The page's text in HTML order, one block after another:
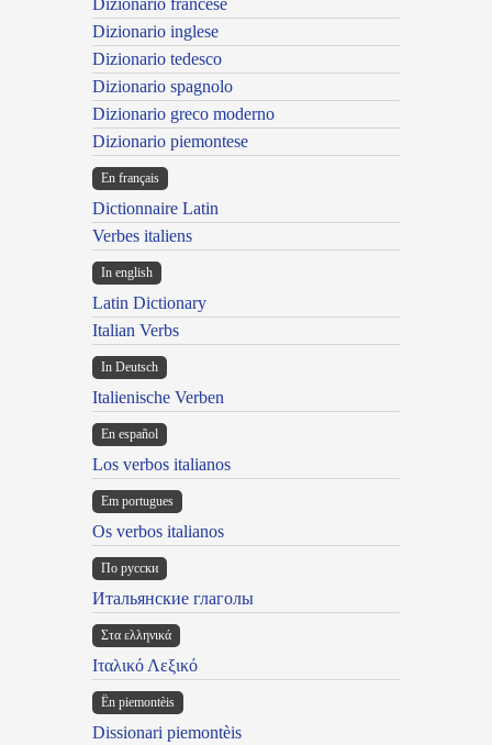
Dizionario inglese
Dizionario tedesco
Dizionario spagnolo
Dizionario greco moderno
Dizionario piemontese
En français
Dictionnaire Latin
Verbes italiens
In english
Latin Dictionary
Italian Verbs
In Deutsch
Italienische Verben
En español
Los verbos italianos
Em portugues
Os verbos italianos
По русски
Итальянские глаголы
Στα ελληνικά
Ιταλικό Λεξικό
Ën piemontèis
Dissionari piemontèis